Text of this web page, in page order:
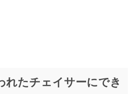
れたチェイサーにでき